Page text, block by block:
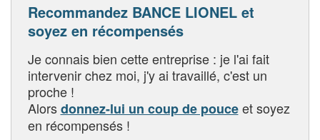
Recommandez BANCE LIONEL et
soyez en récompensés
Je connais bien cette entreprise : je l'ai fait
intervenir chez moi, j'y ai travaillé, c'est un
proche !
Alorsdonnez-lui un coup de pouceet soyez
en récompensés !